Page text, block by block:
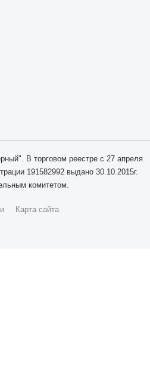
В торговом реестре с 27 апреля
191582992 выдано 30.10.2015г.
комитетом.
Карта сайта